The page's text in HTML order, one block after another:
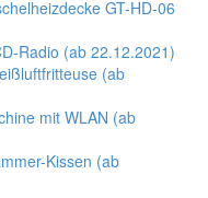
GT-HD-06
Radio (ab 22.12.2021)
(ab
mit WLAN (ab
Kissen (ab